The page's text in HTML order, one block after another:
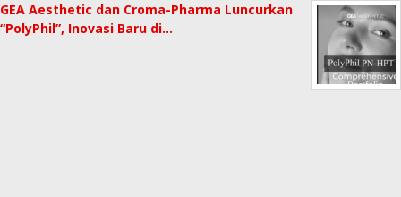
GEA Aesthetic dan Croma-Pharma Luncurkan
“PolyPhil”, Inovasi Baru di…